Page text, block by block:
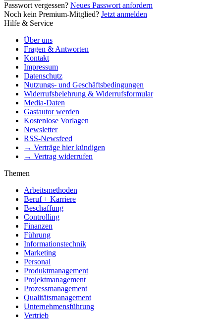
Passwort vergessen? Neues Passwort anfordern
Noch kein Premium-Mitglied? Jetzt anmelden
Hilfe & Service
Über uns
Fragen & Antworten
Kontakt
Impressum
Datenschutz
Nutzungs- und Geschäftsbedingungen
Widerrufsbelehrung & Widerrufsformular
Media-Daten
Gastautor werden
Kostenlose Vorlagen
Newsletter
RSS-Newsfeed
→ Verträge hier kündigen
→ Vertrag widerrufen
Themen
Arbeitsmethoden
Beruf + Karriere
Beschaffung
Controlling
Finanzen
Führung
Informationstechnik
Marketing
Personal
Produktmanagement
Projektmanagement
Prozessmanagement
Qualitätsmanagement
Unternehmensführung
Vertrieb